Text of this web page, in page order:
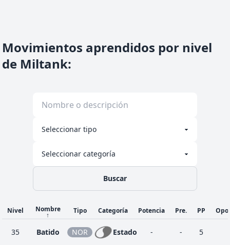
Movimientos aprendidos por nivel
de Miltank:
Buscar
Nivel Nombre
↑
Tipo Categoría Potencia Pre. PP
35 Batido NOR Estado - - 5